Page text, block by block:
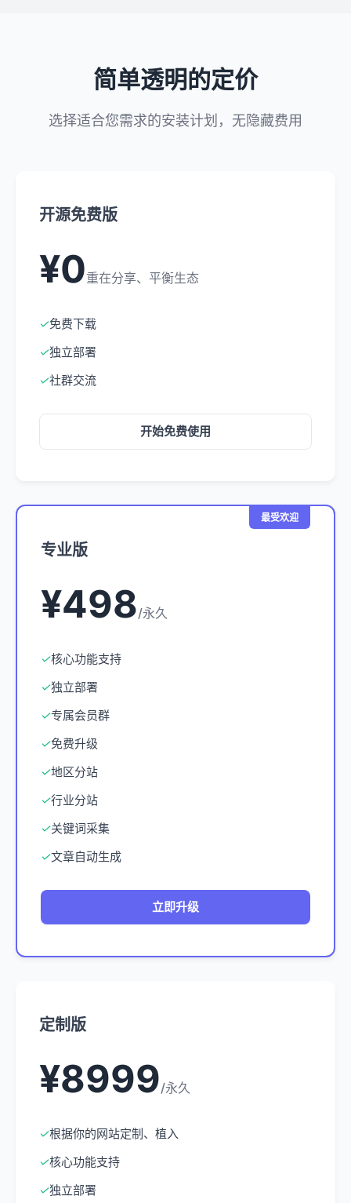
简单透明的定价
选择适合您需求的安装计划，无隐藏费用
开源免费版
¥0重在分享、平衡生态
✓免费下载
✓独立部署
✓社群交流
开始免费使用
最受欢迎
专业版
¥498/永久
✓核心功能支持
✓独立部署
✓专属会员群
✓免费升级
✓地区分站
✓行业分站
✓关键词采集
✓文章自动生成
立即升级
定制版
¥8999/永久
✓根据你的网站定制、植入
✓核心功能支持
✓独立部署